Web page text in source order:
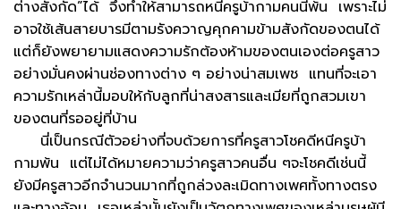
ต่างสังกัด”ได้ จึงทำให้สามารถหนีครูบ้ากามคนนี้พ้น เพราะไม่
อาจใช้เส้นสายบารมีตามรังควาญคุกคามข้ามสังกัดของตนได้
แต่ก็ยังพยายามแสดงความรักต้องห้ามของตนเองต่อครูสาว
อย่างมั่นคงผ่านช่องทางต่าง ๆ อย่างน่าสมเพช แทนที่จะเอา
ความรักเหล่านี้มอบให้กับลูกที่น่าสงสารและเมียที่ถูกสวมเขา
ของตนที่รออยู่ที่บ้าน
นี่เป็นกรณีตัวอย่างที่จบด้วยการที่ครูสาวโชคดีหนีครูบ้า
กามพ้น แต่ไม่ได้หมายความว่าครูสาวคนอื่น ๆจะโชคดีเช่นนี้
ยังมีครูสาวอีกจำนวนมากที่ถูกล่วงละเมิดทางเพศทั้งทางตรง